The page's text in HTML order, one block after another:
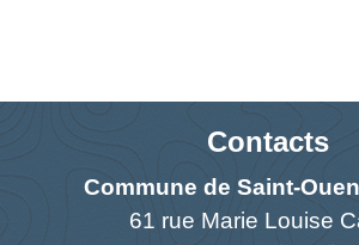
Contacts
Commune de Saint-
61 rue Marie Louise